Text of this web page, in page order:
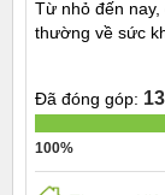
Từ nhỏ đến
thường về sức
Đã đóng góp:
100%